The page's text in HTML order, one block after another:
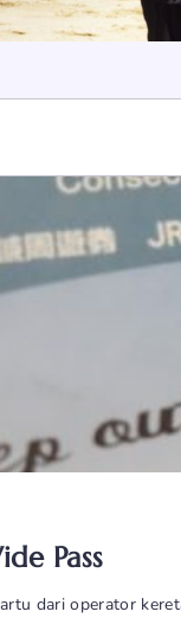
Pass
dari operator